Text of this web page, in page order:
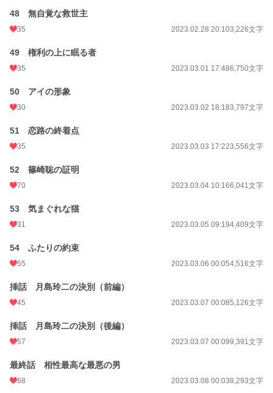
48 無自覚な救世主
35 2023.02.28 20:103,226文字
49 権利の上に眠る者
35 2023.03.01 17:486,750文字
50 アイの形象
30 2023.03.02 18:183,797文字
51 恋路の終着点
35 2023.03.03 17:223,556文字
52 篠崎聡の証明
70 2023.03.04 10:166,041文字
53 気まぐれな猫
31 2023.03.05 09:194,409文字
54 ふたりの約束
55 2023.03.06 00:054,516文字
挿話 月島玲二の決別（前編）
45 2023.03.07 00:085,126文字
挿話 月島玲二の決別（後編）
57 2023.03.07 00:099,391文字
最終話 相性最高な最悪の男
68 2023.03.08 00:038,293文字